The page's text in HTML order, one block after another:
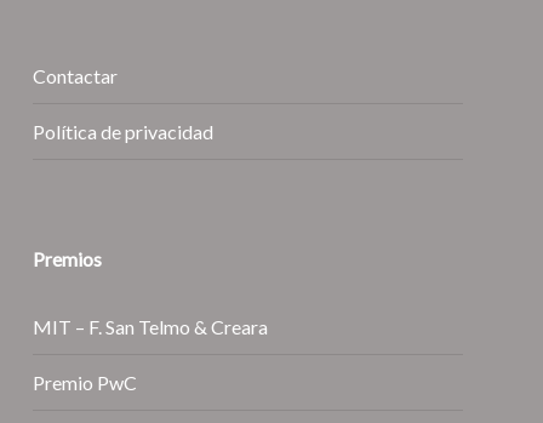
Contactar
Política de privacidad
Premios
MIT – F. San Telmo & Creara
Premio PwC